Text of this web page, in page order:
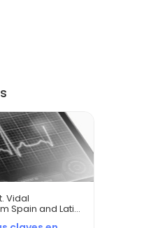
Vidal
Spain and Latin